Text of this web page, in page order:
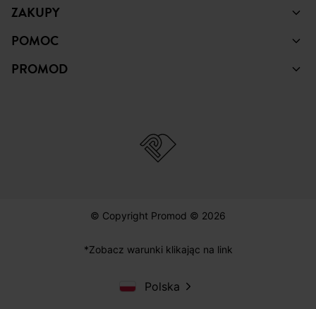
ZAKUPY
POMOC
PROMOD
© Copyright Promod © 2026
*Zobacz warunki klikając na link
Polska